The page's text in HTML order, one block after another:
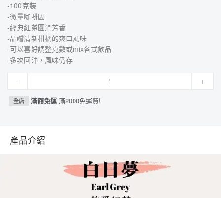
-100克裝
-微量咖啡因
-經典紅茶圓潤芳香
-品嚐清新柑橘的爽口風味
-可以喜好調整克數或mix各式飲品
-​多次回沖，風味仍存
- +
全店 滿額免運滿2000免運費!
產品介紹